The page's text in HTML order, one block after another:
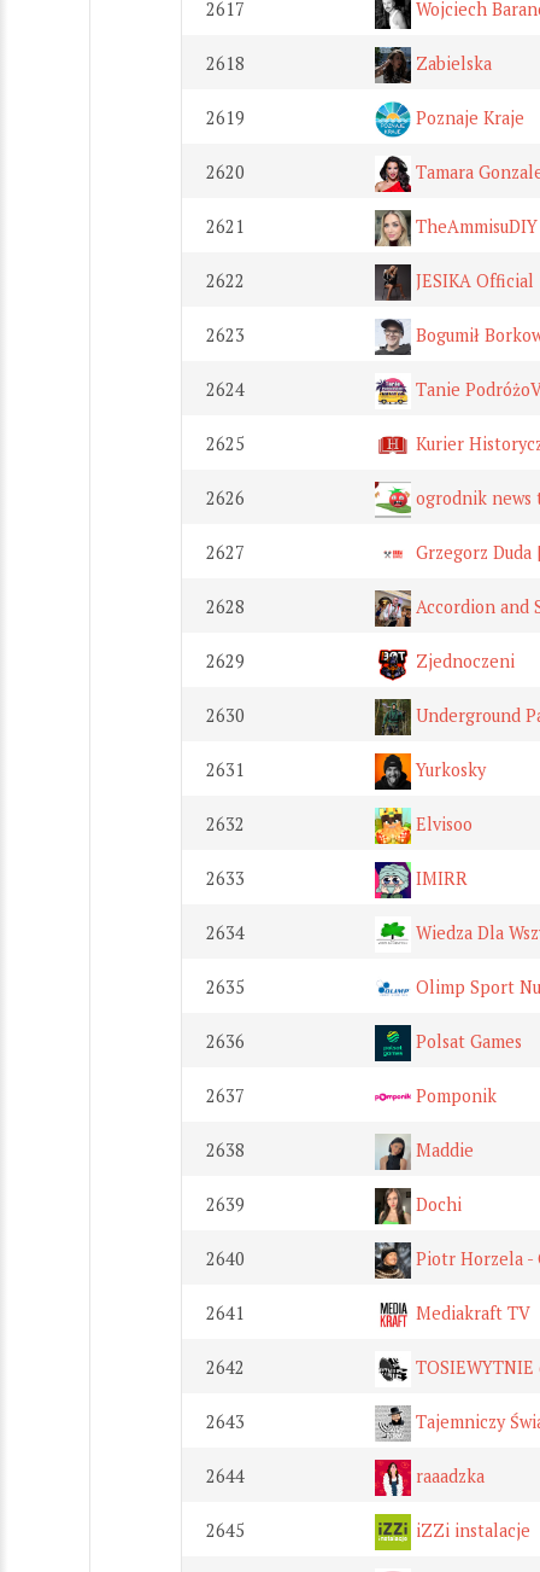
2617 Wojciech
2618 Zabielska
2619 Poznaje Kraje
2620 Tamara
2621 TheAmmisuDIY
2622 JESIKA Official
2623 Bogumił
2624 Tanie
2625 Kurier
2626 ogrodnik news
2627 Grzegorz Duda
2628 Accordion and
2629 Zjednoczeni
2630 Underground
2631 Yurkosky
2632 Elvisoo
2633 IMIRR
2634 Wiedza Dla
2635 Olimp Sport
2636 Polsat Games
2637 Pomponik
2638 Maddie
2639 Dochi
2640 Piotr Horzela -
2641 Mediakraft TV
2642
2643 Tajemniczy
2644 raaadzka
2645 iZZi instalacje